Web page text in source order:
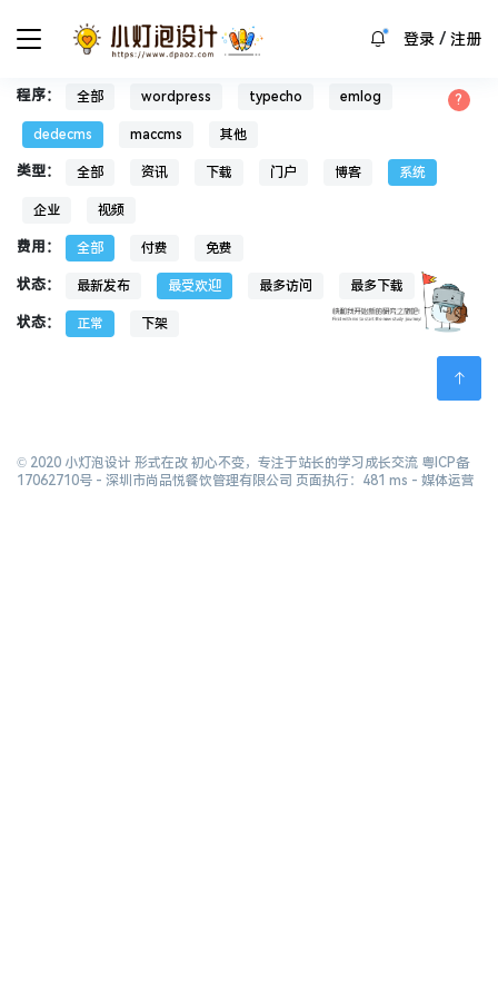
登录/ 注册
程序： 全部 wordpress typecho emlog
dedecms maccms 其他
类型： 全部 资讯 下载 门户 博客 系统
企业 视频
费用： 全部 付费 免费
状态： 最新发布 最受欢迎 最多访问 最多下载
状态： 正常 下架
© 2020 小灯泡设计 形式在改 初心不变，专注于站长的学习成长交流 粤ICP备
17062710号 - 深圳市尚品悦餐饮管理有限公司 页面执行：481 ms - 媒体运营